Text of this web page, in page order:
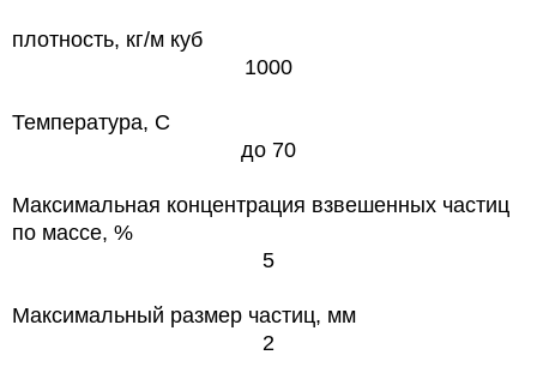
плотность, кг/м куб
1000
Температура, C
до 70
Максимальная концентрация взвешенных частиц
по массе, %
5
Максимальный размер частиц, мм
2